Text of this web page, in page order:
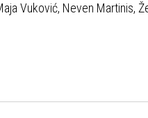
Vuković, Neven Martinis,